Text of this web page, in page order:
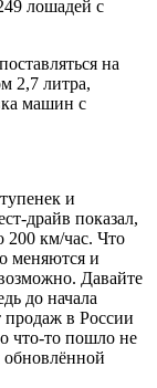
лошадей с
на
2,7 литра,
машин с
и
драйв показал,
200 км/час. Что
меняются и
Давайте
до начала
в России
что-то пошло не
обновлённой